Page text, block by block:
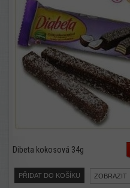
Dibeta kokosová 34g
PŘIDAT DO KOŠÍKU ZOBRAZIT